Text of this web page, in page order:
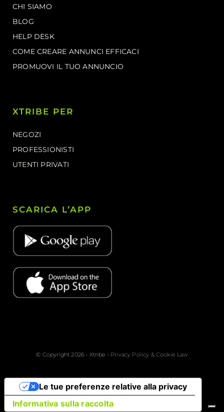
CHI SIAMO
BLOG
HELP DESK
COME CREARE ANNUNCI EFFICACI
PROMUOVI IL TUO ANNUNCIO
XTRIBE PER
NEGOZI
PROFESSIONISTI
UTENTI PRIVATI
SCARICA L’APP
© Copyright 2026 • Xtribe • Privacy Policy & Cookie Law
Informativa sulla raccolta
Le tue preferenze relative alla privacy